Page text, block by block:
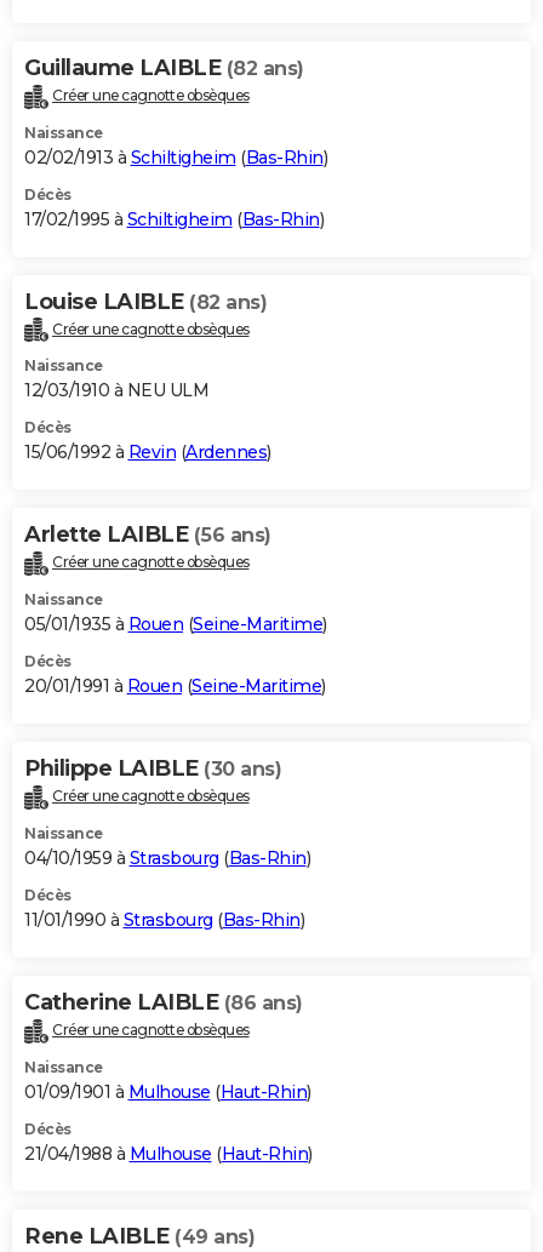
Guillaume LAIBLE (82 ans)
Créer une cagnotte obsèques
Naissance
02/02/1913 à Schiltigheim (Bas-Rhin)
Décès
17/02/1995 à Schiltigheim (Bas-Rhin)
Louise LAIBLE (82 ans)
Créer une cagnotte obsèques
Naissance
12/03/1910 à NEU ULM
Décès
15/06/1992 à Revin (Ardennes)
Arlette LAIBLE (56 ans)
Créer une cagnotte obsèques
Naissance
05/01/1935 à Rouen (Seine-Maritime)
Décès
20/01/1991 à Rouen (Seine-Maritime)
Philippe LAIBLE (30 ans)
Créer une cagnotte obsèques
Naissance
04/10/1959 à Strasbourg (Bas-Rhin)
Décès
11/01/1990 à Strasbourg (Bas-Rhin)
Catherine LAIBLE (86 ans)
Créer une cagnotte obsèques
Naissance
01/09/1901 à Mulhouse (Haut-Rhin)
Décès
21/04/1988 à Mulhouse (Haut-Rhin)
Rene LAIBLE (49 ans)